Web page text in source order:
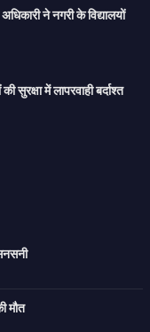
ने नगरी के विद्यालयों
सुरक्षा में लापरवाही बर्दाश्त
मौत